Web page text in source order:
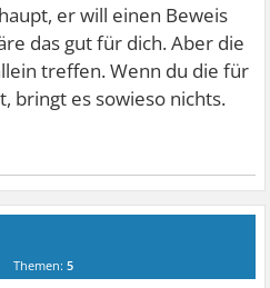
er will einen Beweis
das gut für dich. Aber die
treffen. Wenn du die für
bringt es sowieso nichts.
Themen:5